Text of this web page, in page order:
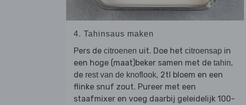
4. Tahinsaus maken
Pers de citroenen uit. Doe het citroensap in
een hoge (maat)beker samen met de tahin,
de rest van de knoflook, 2tl bloem en een
flinke snuf zout. Pureer met een
staafmixer en voeg daarbij geleidelijk 100-